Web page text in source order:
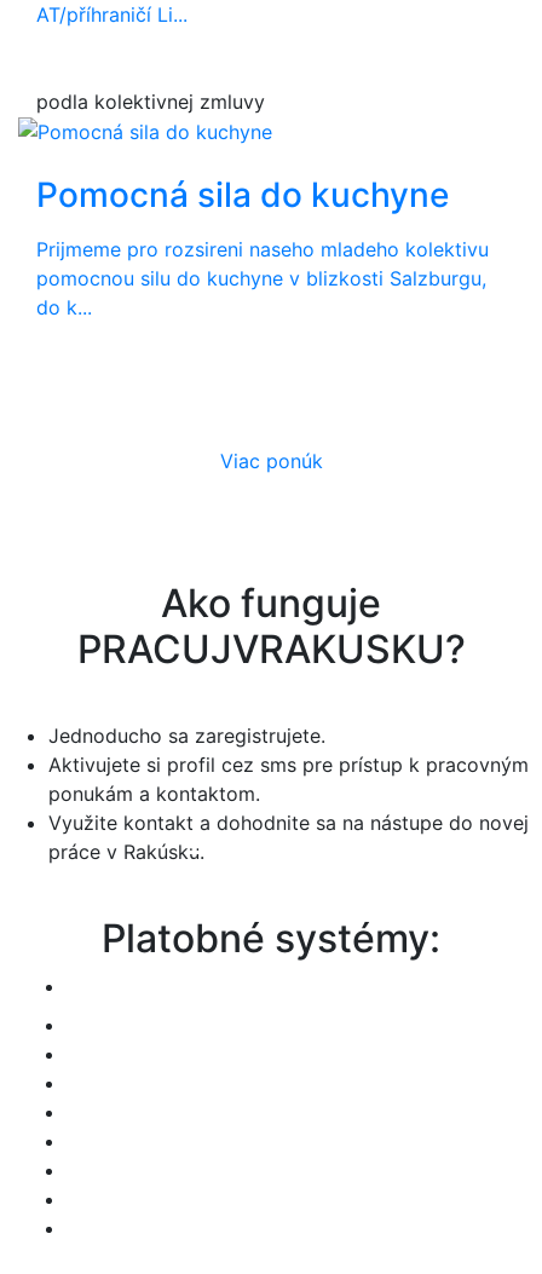
AT/příhraničí Li...
podla kolektivnej zmluvy
Pomocná sila do kuchyne
Prijmeme pro rozsireni naseho mladeho kolektivu
pomocnou silu do kuchyne v blizkosti Salzburgu,
do k...
Viac ponúk
pár v Rakúsku na letisku vo
Schwechate. Robíme
upratovacie práce. Sme veľmi
spokojní, v blízkosti máme
pracovná zmluva, plat podľa
kolektívnej zmluvy a 13. 14.
Plat.
Peter a Lena - Bratislava
Ako funguje
PRACUJVRAKUSKU?
Jednoducho sa zaregistrujete.
Aktivujete si profil cez sms pre prístup k pracovným
ponukám a kontaktom.
Využite kontakt a dohodnite sa na nástupe do novej
práce v Rakúsku.
Platobné systémy: